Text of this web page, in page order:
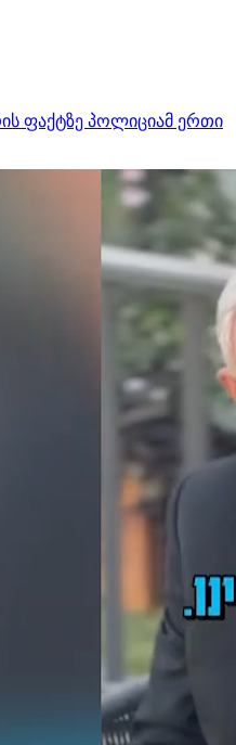
ფაქტზე პოლიციამ ერთი